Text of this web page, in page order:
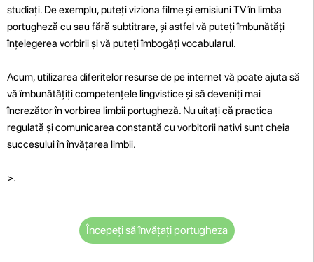
studiați. De exemplu, puteți viziona filme și emisiuni TV în limba
portugheză cu sau fără subtitrare, și astfel vă puteți îmbunătăți
înțelegerea vorbirii și vă puteți îmbogăți vocabularul.
Acum, utilizarea diferitelor resurse de pe internet vă poate ajuta să
vă îmbunătățiți competențele lingvistice și să deveniți mai
încrezător în vorbirea limbii portugheză. Nu uitați că practica
regulată și comunicarea constantă cu vorbitorii nativi sunt cheia
succesului în învățarea limbii.
>.
Începeți să învățați portugheza